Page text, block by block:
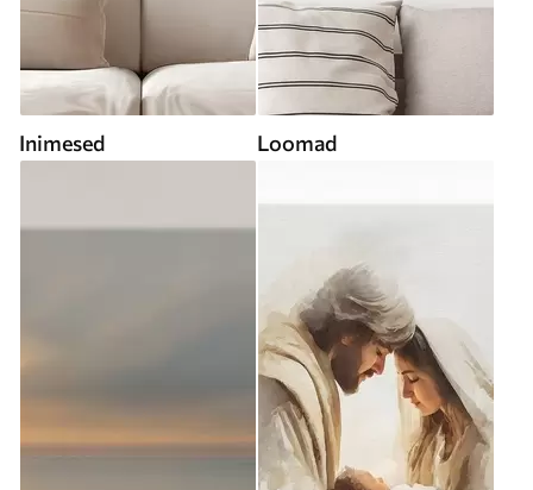
Inimesed Loomad